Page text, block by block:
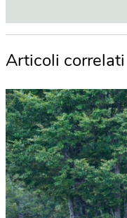
Articoli correlati